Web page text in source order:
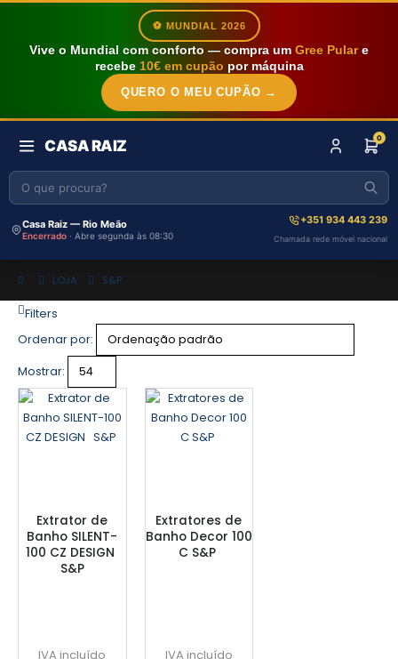
⚽ MUNDIAL 2026
Vive o Mundial com conforto — compra um Gree Pulare
recebe 10€ em cupão por máquina
QUERO O MEU CUPÃO →
CASA RAIZ 0
Casa Raiz — Rio Meão
Encerrado · Abre segunda às 08:30
+351 934 443 239
Chamada rede móvel nacional
LOJA S&P
Filters
Ordenar por:
Mostrar:
Extrator de
Banho SILENT-
100 CZ DESIGN
S&P
Extratores de
Banho Decor 100
C S&P